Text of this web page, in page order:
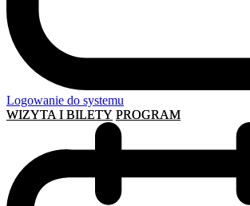
Logowanie do systemu
WIZYTA I BILETY PROGRAM